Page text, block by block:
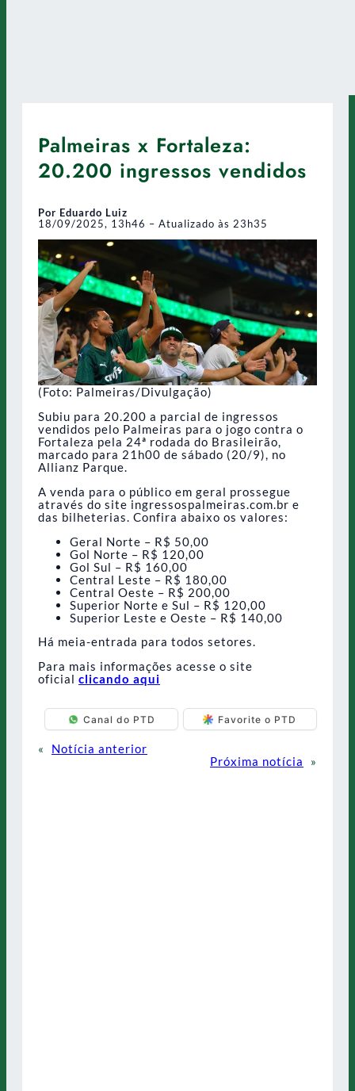
Palmeiras x Fortaleza:
20.200 ingressos vendidos
Por Eduardo Luiz
18/09/2025, 13h46 – Atualizado às 23h35
(Foto: Palmeiras/Divulgação)
Subiu para 20.200 a parcial de ingressos
vendidos pelo Palmeiras para o jogo contra o
Fortaleza pela 24ª rodada do Brasileirão,
marcado para 21h00 de sábado (20/9), no
Allianz Parque.
A venda para o público em geral prossegue
através do site ingressospalmeiras.com.br e
das bilheterias. Confira abaixo os valores:
Geral Norte – R$ 50,00
Gol Norte – R$ 120,00
Gol Sul – R$ 160,00
Central Leste – R$ 180,00
Central Oeste – R$ 200,00
Superior Norte e Sul – R$ 120,00
Superior Leste e Oeste – R$ 140,00
Há meia-entrada para todos setores.
Para mais informações acesse o site
oficial clicando aqui
Canal do PTD Favorite o PTD
«
Notícia anterior
Próxima notícia
»